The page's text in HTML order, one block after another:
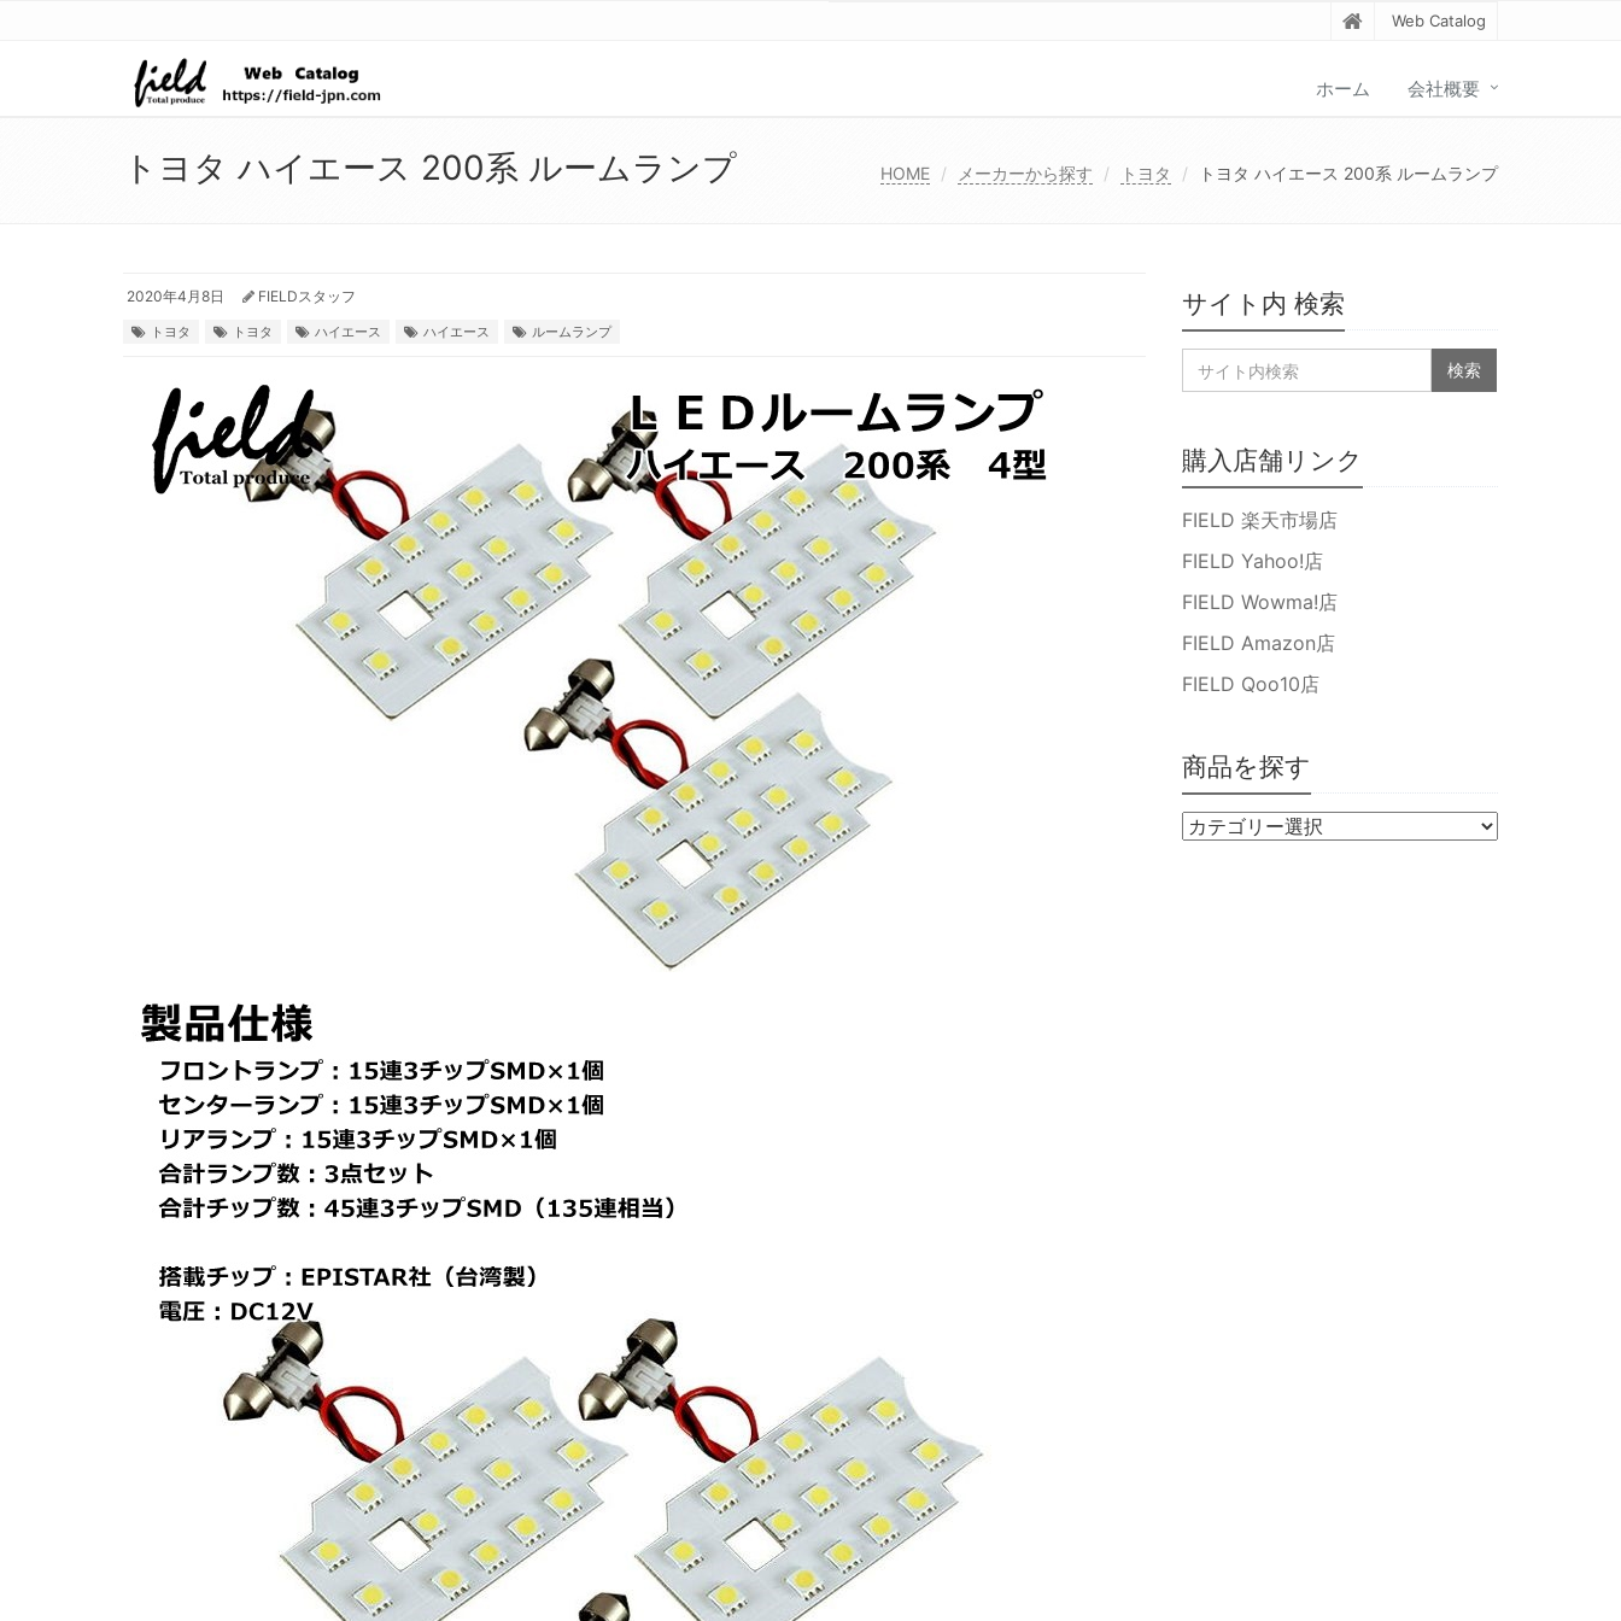
Web Catalog
ホーム 会社概要
トヨタ ハイエース 200系 ルームランプ HOME メーカーから探す トヨタ トヨタ ハイエース 200系 ルームランプ
2020年4月8日 FIELDスタッフ
トヨタ トヨタ ハイエース ハイエース ルームランプ
サイト内 検索
購入店舗リンク
FIELD 楽天市場店
FIELD Yahoo!店
FIELD Wowma!店
FIELD Amazon店
FIELD Qoo10店
商品を探す